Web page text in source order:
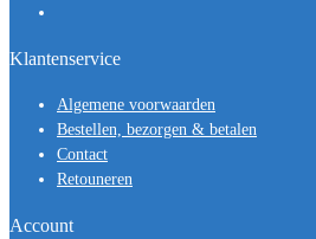
Klantenservice
Algemene voorwaarden
Bestellen, bezorgen & betalen
Contact
Retouneren
Account